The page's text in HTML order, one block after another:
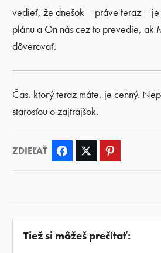
vedieť, že dnešok – práve teraz – je
plánu a On nás cez to prevedie, ak
dôverovať.
Čas, ktorý teraz máte, je cenný.
starosťou o zajtrajšok.
ZDIEĽAŤ Facebook Twitter
Tiež si môžeš prečítať: